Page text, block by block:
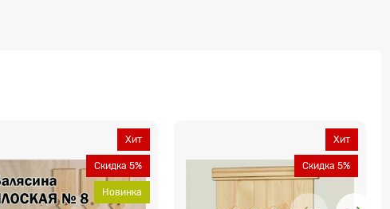
Хит
Скидка 5%
Новинка
Хит
Скидка 5%